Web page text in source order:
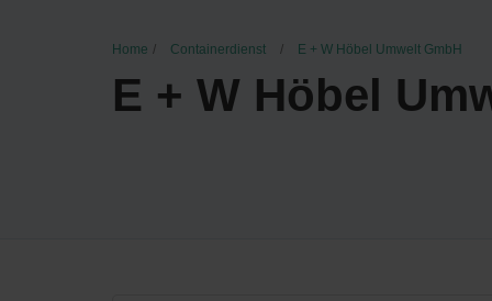
Home Containerdienst E + W Höbel Umwelt GmbH
E + W Höbel